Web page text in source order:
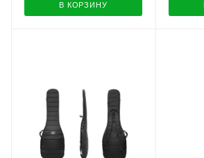
В КОРЗИНУ